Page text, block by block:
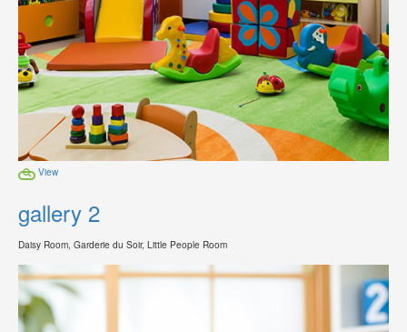
View
gallery 2
Daisy Room, Garderie du Soir, Little People Room